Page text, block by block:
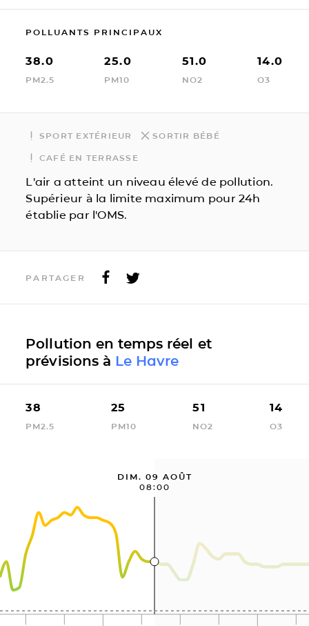
POLLUANTS PRINCIPAUX
38.0
PM2.5
25.0
PM10
51.0
NO2
14.0
O3
SPORT EXTÉRIEUR SORTIR BÉBÉ
CAFÉ EN TERRASSE
L'air a atteint un niveau élevé de pollution.
Supérieur à la limite maximum pour 24h
établie par l'OMS.
PARTAGER
Pollution en temps réel et
prévisions à Le Havre
38
PM2.5
25
PM10
51
NO2
14
O3
DIM. 09 AOÛT
08:00